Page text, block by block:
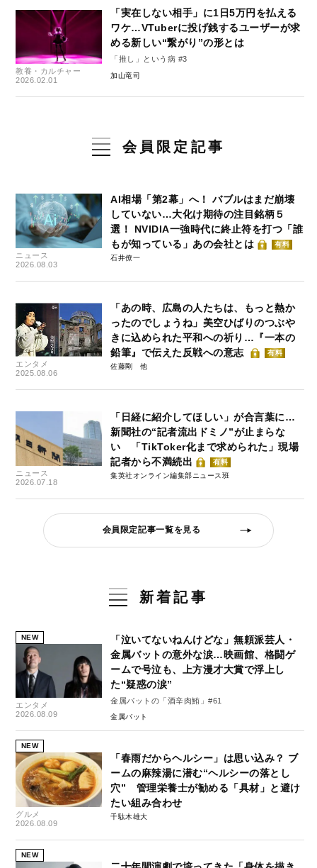
教養・カルチャー
2026.02.01
「実在しない相手」に1日5万円を払える
ワケ…VTuberに投げ銭するユーザーが求
める新しい“繋がり”の形とは
「推し」という病 #3
加山竜司
会員限定記事
ニュース
2026.08.03
AI相場「第2幕」へ！ バブルはまだ崩壊
していない…大化け期待の注目銘柄５
選！ NVIDIA一強時代に終止符を打つ「誰
もが知っている」あの会社とは
有料
石井僚一
エンタメ
2025.08.06
「あの時、広島の人たちは、もっと熱か
ったのでしょうね」美空ひばりのつぶや
きに込められた平和への祈り…『一本の
鉛筆』で伝えた反戦への意志
有料
佐藤剛
ニュース
2026.07.18
「日経に紹介してほしい」が合言葉に…
新聞社の“記者流出ドミノ”が止まらな
い 「TikToker化まで求められた」現場
記者から不満続出
有料
集英社オンライン編集部ニュース班
会員限定記事一覧を見る
新着記事
NEW
エンタメ
2026.08.09
「泣いてないねんけどな」無頼派芸人・
金属バットの意外な涙…映画館、格闘ゲ
ームで号泣も、上方漫才大賞で浮上し
た“疑惑の涙”
金属バットの「酒辛肉鮪」#61
金属バット
NEW
グルメ
2026.08.09
「春雨だからヘルシー」は思い込み？ ブ
ームの麻辣湯に潜む“ヘルシーの落とし
穴” 管理栄養士が勧める「具材」と避け
たい組み合わせ
千駄木雄大
NEW